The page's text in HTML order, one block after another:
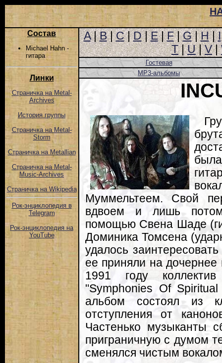
Состав
Michael Hahn -
гитара
Линки
Страничка на Metal-
Archives
История группы
Страничка на Metal-
Storm
Страничка на Metallian
Страничка на Metal-
Music-Archives
Страничка на Wikipedia
Рок-энциклопедия в
Telegram
Рок-энциклопедия на
YouTube
A|B|C|D|E|F|G|H|I
T|U|V|
Гостевая
MP3-альбомы
Муммельтеем. Свой
вдвоем и лишь потом
помощью Свена Шаде
Доминика Томсена
удалось
ее приняли на
1991 году
"Symphonies Of
альбом состоял из
отступления от
Частенько музыканты
приграничную с думом
сменялся чистым